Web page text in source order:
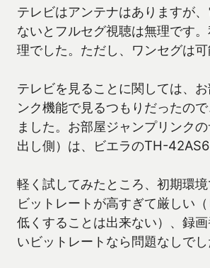
テレビはアンテナはありますが、
ないとフルセグ視聴は無理です
理でした。ただし、ワンセグは可
テレビを見ることに関しては、
ンク機能で見るつもりだったの
ました。お部屋ジャンプリンク
出し側）は、ビエラのTH-
軽く試してみたところ、初期環
ビットレートが高すぎて厳しい
低くすることは出来ない）、録
いビットレートなら問題なしでし